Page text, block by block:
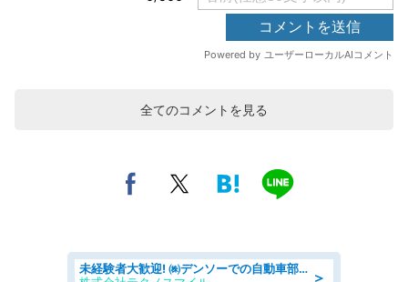
全てのコメントを見る
＞
未経験者大歓迎! ㈱デンソーでの自動車部品の組立作業 denso aichi